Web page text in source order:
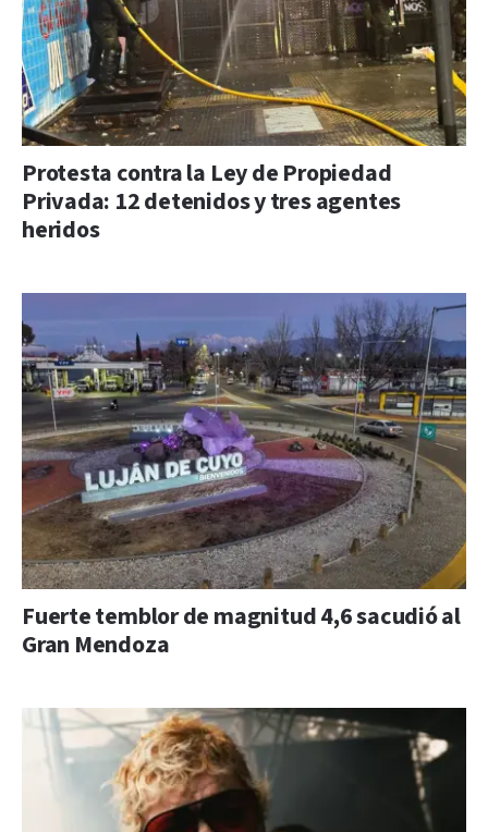
Protesta contra la Ley de Propiedad
Privada: 12 detenidos y tres agentes
heridos
Fuerte temblor de magnitud 4,6 sacudió al
Gran Mendoza